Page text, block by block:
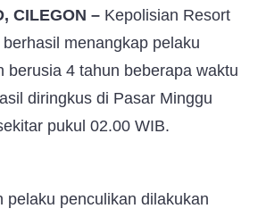
CILEGON – Kepolisian Resort
menangkap pelaku
berusia 4 tahun beberapa waktu
diringkus di Pasar Minggu
pukul 02.00 WIB.
pelaku penculikan dilakukan